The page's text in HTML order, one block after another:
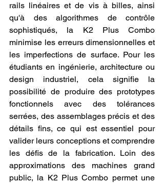
rails linéaires et de vis à billes, ainsi
qu'à des algorithmes de contrôle
sophistiqués, la K2 Plus Combo
minimise les erreurs dimensionnelles et
les imperfections de surface. Pour les
étudiants en ingénierie, architecture ou
design industriel, cela signifie la
possibilité de produire des prototypes
fonctionnels avec des tolérances
serrées, des assemblages précis et des
détails fins, ce qui est essentiel pour
valider leurs conceptions et comprendre
les défis de la fabrication. Loin des
approximations des machines grand
public, la K2 Plus Combo permet une